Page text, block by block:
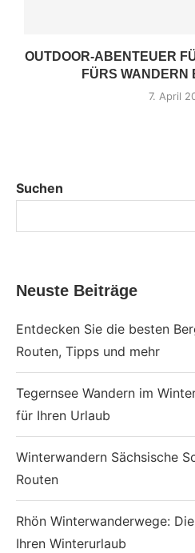
OUTDOOR-ABENTEUER
FÜRS WANDERN
7. April
Suchen
Neuste Beiträge
Entdecken Sie die besten
Routen, Tipps und mehr
Tegernsee Wandern im
für Ihren Urlaub
Winterwandern Sächsische
Routen
Rhön Winterwanderwege:
Ihren Winterurlaub